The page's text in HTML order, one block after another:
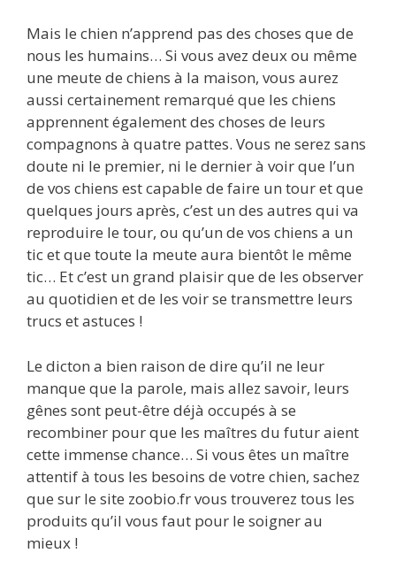
Mais le chien n’apprend pas des choses que de
nous les humains… Si vous avez deux ou même
une meute de chiens à la maison, vous aurez
aussi certainement remarqué que les chiens
apprennent également des choses de leurs
compagnons à quatre pattes. Vous ne serez sans
doute ni le premier, ni le dernier à voir que l’un
de vos chiens est capable de faire un tour et que
quelques jours après, c’est un des autres qui va
reproduire le tour, ou qu’un de vos chiens a un
tic et que toute la meute aura bientôt le même
tic… Et c’est un grand plaisir que de les observer
au quotidien et de les voir se transmettre leurs
trucs et astuces !
Le dicton a bien raison de dire qu’il ne leur
manque que la parole, mais allez savoir, leurs
gênes sont peut-être déjà occupés à se
recombiner pour que les maîtres du futur aient
cette immense chance… Si vous êtes un maître
attentif à tous les besoins de votre chien, sachez
que sur le site zoobio.fr vous trouverez tous les
produits qu’il vous faut pour le soigner au
mieux !